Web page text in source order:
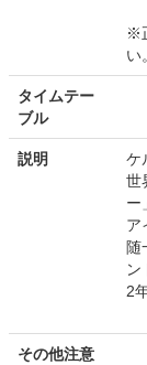
※
い。
タイムテー
ブル
説明
ケ
世
ー
ア
随
ン
2
その他注意